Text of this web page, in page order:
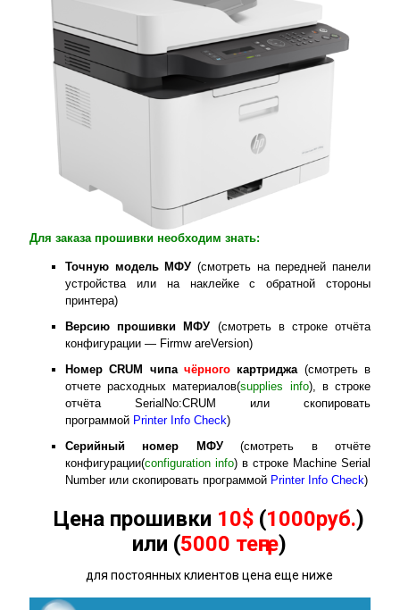
Для заказа прошивки необходим знать:
Точную модель МФУ (смотреть на передней панели
устройства или на наклейке с обратной стороны
принтера)
Версию прошивки МФУ (смотреть в строке отчёта
конфигурации — Firmw areVersion)
НомерCRUM чипачёрного картриджа (смотреть в
отчете расходных материалов(supplies info), в строке
отчёта SerialNo:CRUM или скопировать
программой Printer Info Check)
Серийный номер МФУ(смотреть в отчёте
конфигурации(configuration info) в строке Machine Serial
Number или скопировать программой Printer Info Check)
Цена прошивки 10$ (1000руб.)
или (5000 теңге)
для постоянных клиентов цена еще ниже